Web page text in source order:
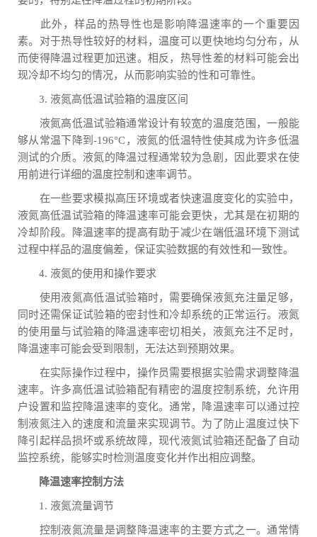
此外，样品的热导性也是影响降温速率的一个重要因
素。对于热导性较好的材料，温度可以更快地均匀分布，从
而使得降温过程更加迅速。相反，热导性差的材料可能会出
现冷却不均匀的情况，从而影响实验的性和可靠性。
3. 液氮高低温试验箱的温度区间
液氮高低温试验箱通常设计有较宽的温度范围，一般能
够从常温下降到-196°C，液氮的低温特性使其成为许多低温
测试的介质。液氮的降温过程通常较为急剧，因此要求在使
用前进行详细的温度控制和速率调节。
在一些要求模拟高压环境或者快速温度变化的实验中，
液氮高低温试验箱的降温速率可能会更快，尤其是在初期的
冷却阶段。降温速率的提高有助于减少在端低温环境下测试
过程中样品的温度偏差，保证实验数据的有效性和一致性。
4. 液氮的使用和操作要求
使用液氮高低温试验箱时，需要确保液氮充注量足够，
同时还需保证试验箱的密封性和冷却系统的正常运行。液氮
的使用量与试验箱的降温速率密切相关，液氮充注不足时，
降温速率可能会受到限制，无法达到预期效果。
在实际操作过程中，操作员需要根据实验需求调整降温
速率。许多高低温试验箱配有精密的温度控制系统，允许用
户设置和监控降温速率的变化。通常，降温速率可以通过控
制液氮注入的速度和流量来实现调节。为了防止温度过快下
降引起样品损坏或系统故障，现代液氮试验箱还配备了自动
监控系统，能够实时检测温度变化并作出相应调整。
降温速率控制方法
1. 液氮流量调节
控制液氮流量是调整降温速率的主要方式之一。通常情